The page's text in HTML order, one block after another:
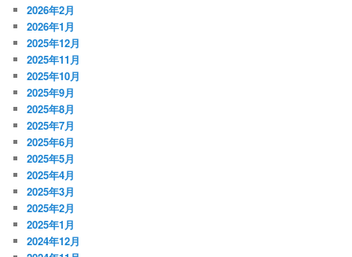
2026年2月
2026年1月
2025年12月
2025年11月
2025年10月
2025年9月
2025年8月
2025年7月
2025年6月
2025年5月
2025年4月
2025年3月
2025年2月
2025年1月
2024年12月